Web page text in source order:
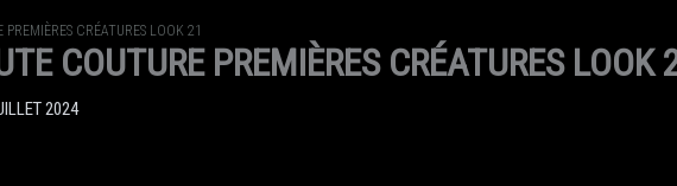
CRÉATURES LOOK 21
COUTURE PREMIÈRES CRÉATURES LOOK
2024